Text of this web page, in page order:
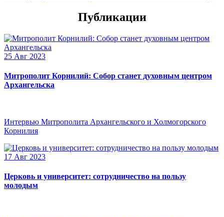
Публикации
25 Авг 2023
Митрополит Корнилий: Собор станет духовным центром
Архангельска
Интервью Митрополита Архангельского и Холмогорского
Корнилия
17 Авг 2023
Церковь и университет: сотрудничество на пользу
молодым